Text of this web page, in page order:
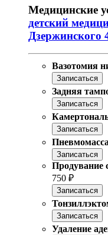
Медицинские
детский
Дзержинского
Вазотомия
Записаться
Задняя
Записаться
Записаться
Записаться
Продувание
750 ₽
Записаться
Записаться
Удаление